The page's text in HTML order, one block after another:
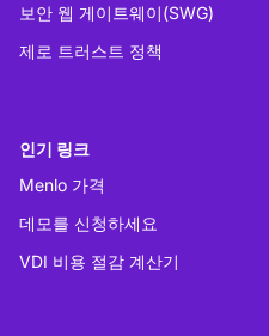
보안 웹 게이트웨이(SWG)
제로 트러스트 정책
인기 링크
Menlo 가격
데모를 신청하세요
VDI 비용 절감 계산기